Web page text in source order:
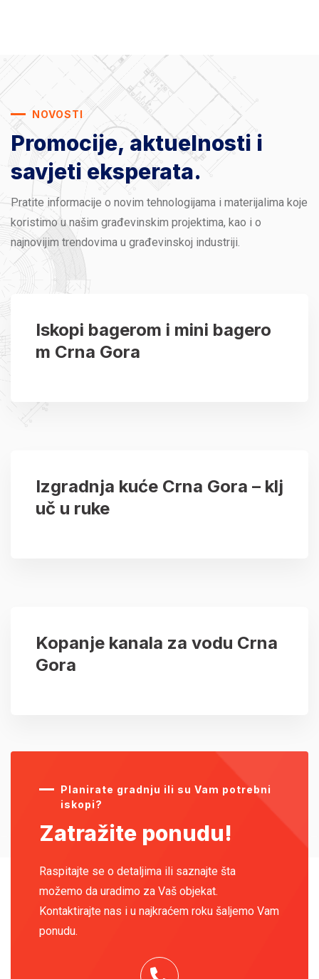
NOVOSTI
Promocije, aktuelnosti i
savjeti eksperata.
Pratite informacije o novim tehnologijama i materijalima koje
koristimo u našim građevinskim projektima, kao i o
najnovijim trendovima u građevinskoj industriji.
Iskopi bagerom i mini bagero
m Crna Gora
Izgradnja kuće Crna Gora – klj
uč u ruke
Kopanje kanala za vodu Crna
Gora
Planirate gradnju ili su Vam potrebni
iskopi?
Zatražite ponudu!
Raspitajte se o detaljima ili saznajte šta
možemo da uradimo za Vaš objekat.
Kontaktirajte nas i u najkraćem roku šaljemo Vam
ponudu.